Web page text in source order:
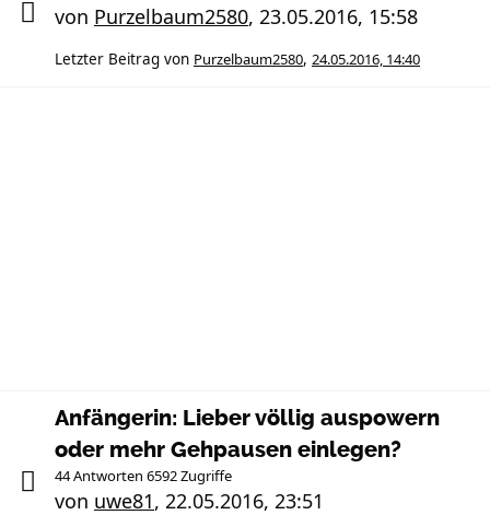
von Purzelbaum2580, 23.05.2016, 15:58
Letzter Beitrag von Purzelbaum2580, 24.05.2016, 14:40
Anfängerin: Lieber völlig auspowern
oder mehr Gehpausen einlegen?
44 Antworten 6592 Zugriffe
von uwe81, 22.05.2016, 23:51